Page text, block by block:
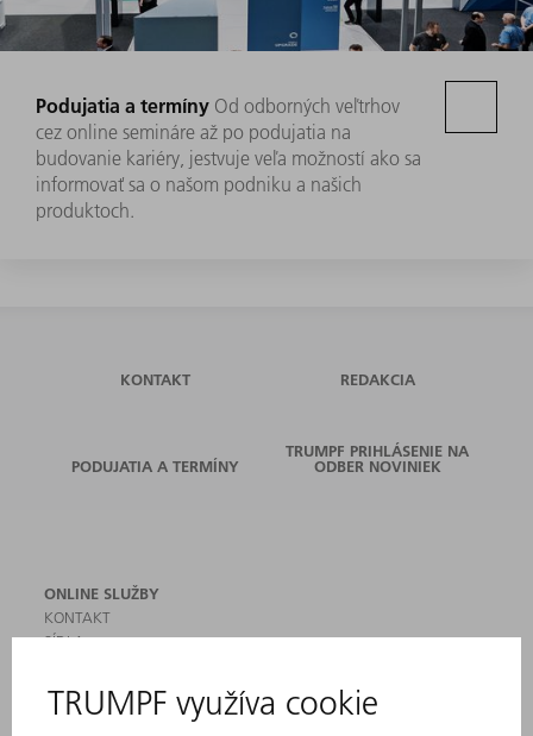
Podujatia a termíny Od odborných veľtrhov
cez online semináre až po podujatia na
budovanie kariéry, jestvuje veľa možností ako sa
informovať sa o našom podniku a našich
produktoch.
KONTAKT REDAKCIA
PODUJATIA A TERMÍNY
TRUMPF PRIHLÁSENIE NA
ODBER NOVINIEK
ONLINE SLUŽBY
KONTAKT
SÍDLA
PRIHLÁSENIE NA ODBER NOVINIEK
KARTA BEZPEČNOSTNÝCH ÚDAJOV